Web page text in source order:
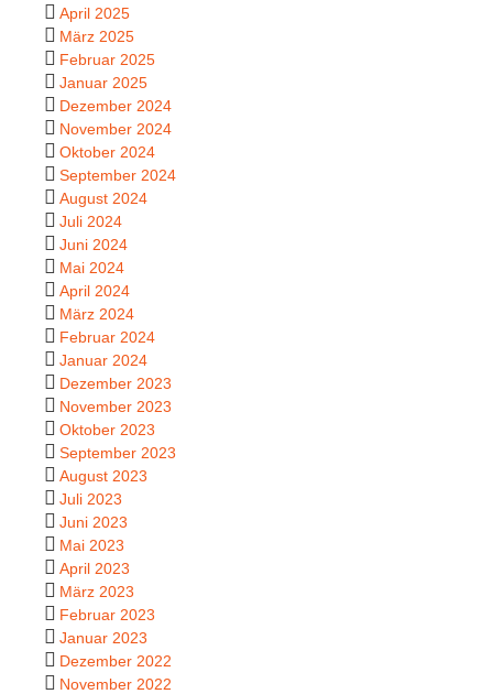
April 2025
März 2025
Februar 2025
Januar 2025
Dezember 2024
November 2024
Oktober 2024
September 2024
August 2024
Juli 2024
Juni 2024
Mai 2024
April 2024
März 2024
Februar 2024
Januar 2024
Dezember 2023
November 2023
Oktober 2023
September 2023
August 2023
Juli 2023
Juni 2023
Mai 2023
April 2023
März 2023
Februar 2023
Januar 2023
Dezember 2022
November 2022